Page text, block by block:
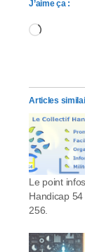
J’aime ça :
Articles
Le point
Handicap 54
256.